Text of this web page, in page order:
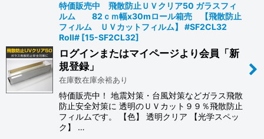
特価販売中 飛散防止ＵＶクリア50 ガラスフィ
ルム 82ｃｍ幅x30mロール箱売 【飛散防止
フィルム ＵＶカットフィルム】 #SF2CL32
Roll# [15-SF2CL32]
ログインまたはマイページより会員「新
規登録」
在庫数在庫余裕あり
特価販売中！ 地震対策・台風対策などガラス飛散
防止安全対策に 透明のＵＶカット９９％飛散防止
フィルムです。 【色】 透明クリア 【光学スペッ
ク】 …